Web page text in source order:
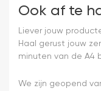
Ook af te
Liever jouw
Haal gerust jouw
minuten van de A4
We zijn geopend